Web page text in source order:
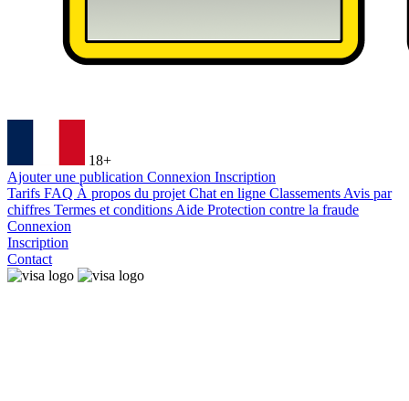
18+
Ajouter une publication Connexion Inscription
Tarifs FAQ À propos du projet Chat en ligne Classements Avis par
chiffres Termes et conditions Aide Protection contre la fraude
Connexion
Inscription
Contact